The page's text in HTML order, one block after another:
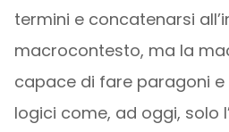
termini e concatenarsi
macrocontesto, ma la
capace di fare paragoni
logici come, ad oggi, solo